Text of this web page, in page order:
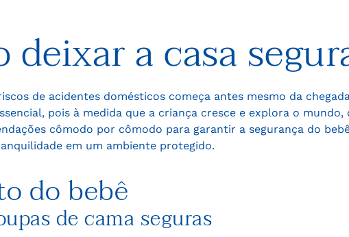
deixar acasa
de acidentes domésticos começa antes mesmo da
pois à medida que a criança cresce e explora o
cômodo por cômodo para garantir a segurança do
em um ambiente protegido.
do bebê
de cama seguras